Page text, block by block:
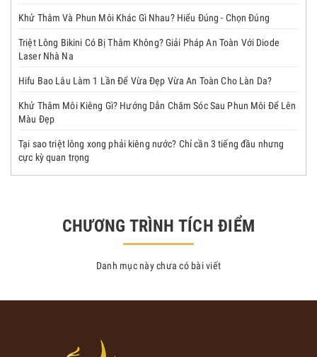
Khử Thâm Và Phun Môi Khác Gì Nhau? Hiểu Đúng - Chọn Đúng
Triệt Lông Bikini Có Bị Thâm Không? Giải Pháp An Toàn Với Diode
Laser Nhà Na
Hifu Bao Lâu Làm 1 Lần Để Vừa Đẹp Vừa An Toàn Cho Làn Da?
Khử Thâm Môi Kiêng Gì? Hướng Dẫn Chăm Sóc Sau Phun Môi Để Lên
Màu Đẹp
Tại sao triệt lông xong phải kiêng nước? Chỉ cần 3 tiếng đầu nhưng
cực kỳ quan trọng
CHƯƠNG TRÌNH TÍCH ĐIỂM
Danh mục này chưa có bài viết